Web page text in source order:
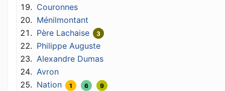
Couronnes
Ménilmontant
Père Lachaise
3
Philippe Auguste
Alexandre Dumas
Avron
Nation
1 6 9